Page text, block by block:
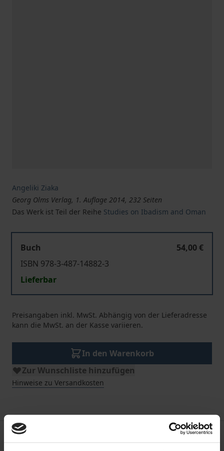
Angeliki Ziaka
Georg Olms Verlag, 1. Auflage 2014, 232 Seiten
Das Werk ist Teil der Reihe Studies on Ibadism and Oman
Buch
54,00 €
ISBN 978-3-487-14882-3
Lieferbar
Preisangaben inkl. MwSt. Abhängig von der Lieferadresse
kann die MwSt. an der Kasse variieren.
In den Warenkorb
Zur Wunschliste hinzufügen
Hinweise zu Versandkosten
Bibliografische Angaben